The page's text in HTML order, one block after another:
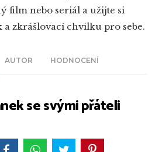
AUTOR HODNOCENÍ
se svými přáteli
film nebo seriál a užijte si
zkrášlovací chvilku pro sebe.